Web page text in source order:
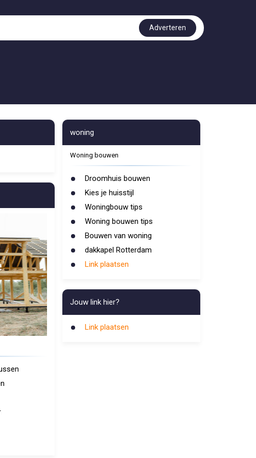
Adverteren
woning
Woning bouwen
Droomhuis bouwen
Kies je huisstijl
Woningbouw tips
Woning bouwen tips
Bouwen van woning
dakkapel Rotterdam
Link plaatsen
Jouw link hier?
Link plaatsen